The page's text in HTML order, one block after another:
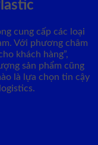
cung cấp các loại
Với phương châm
khách hàng”,
sản phẩm cũng
là lựa chọn tin cậy